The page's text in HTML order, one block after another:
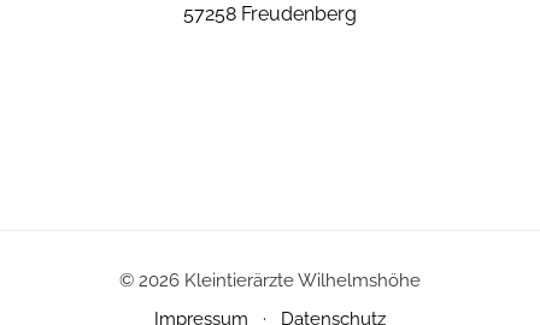
57258 Freudenberg
© 2026 Kleintierärzte Wilhelmshöhe
Impressum · Datenschutz